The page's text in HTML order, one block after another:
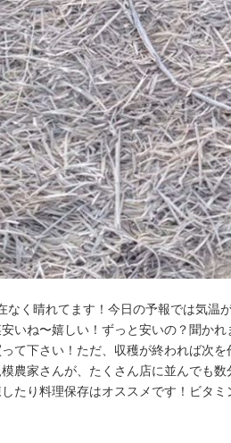
く晴れてます！今日の予報では気温
いね〜嬉しい！ずっと安いの？聞か
て下さい！ただ、収穫が終われば次
農家さんが、たくさん店に並んでも
たり料理保存はオススメです！ビタ